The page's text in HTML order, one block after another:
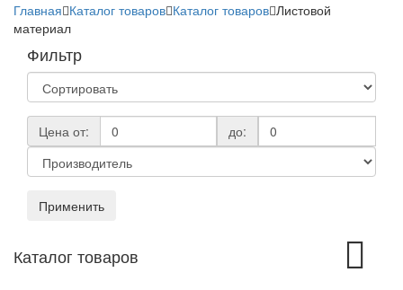
Главная Каталог товаров Каталог товаров Листовой
материал
Фильтр
Цена от: до:
Применить
Каталог товаров
Toggle
navigation